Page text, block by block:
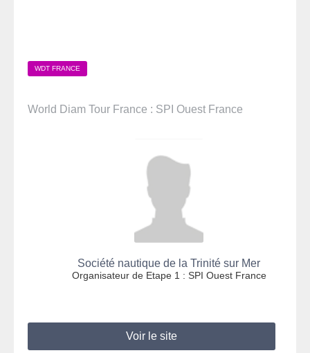
WDT FRANCE
World Diam Tour France : SPI Ouest France
Société nautique de la Trinité sur Mer
Organisateur de Etape 1 : SPI Ouest France
Voir le site